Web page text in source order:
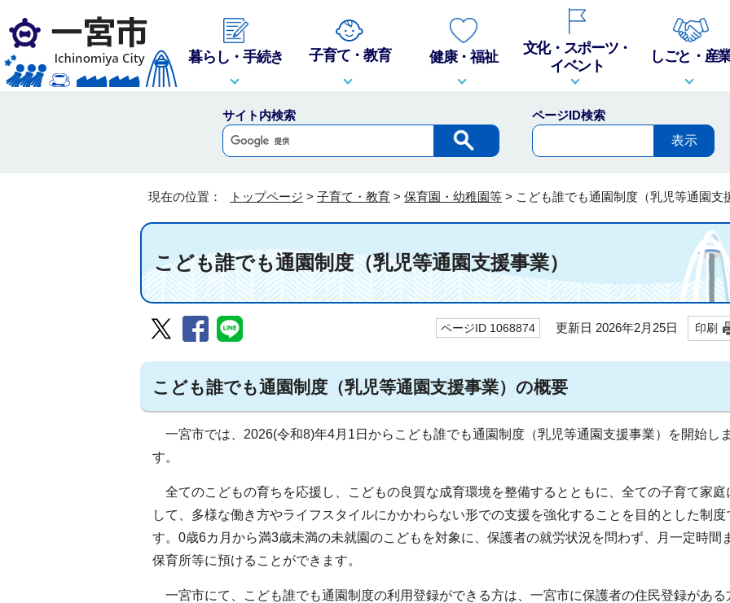
暮らし・手続き 子育て・教育 健康・福祉
文化・スポーツ・
イベント
しごと・産
サイト内検索 ページID検索
現在の位置： トップページ > 子育て・教育 > 保育園・幼稚園等 > こども誰でも通園制度（乳児等通園支
こども誰でも通園制度（乳児等通園支援事業）
ページID 1068874 更新日 2026年2月25日 印刷
こども誰でも通園制度（乳児等通園支援事業）の概要
一宮市では、2026(令和8)年4月1日からこども誰でも通園制度（乳児等通園支援事業）を開始し
す。
全てのこどもの育ちを応援し、こどもの良質な成育環境を整備するとともに、全ての子育て家庭
して、多様な働き方やライフスタイルにかかわらない形での支援を強化することを目的とした制度
す。0歳6カ月から満3歳未満の未就園のこどもを対象に、保護者の就労状況を問わず、月一定時間
保育所等に預けることができます。
一宮市にて、こども誰でも通園制度の利用登録ができる方は、一宮市に保護者の住民登録がある